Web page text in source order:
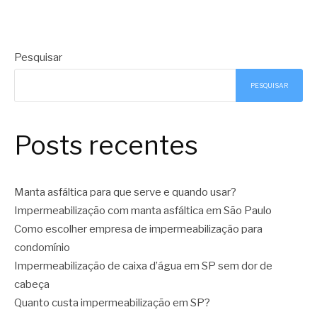
Pesquisar
PESQUISAR
Posts recentes
Manta asfáltica para que serve e quando usar?
Impermeabilização com manta asfáltica em São Paulo
Como escolher empresa de impermeabilização para
condomínio
Impermeabilização de caixa d’água em SP sem dor de
cabeça
Quanto custa impermeabilização em SP?